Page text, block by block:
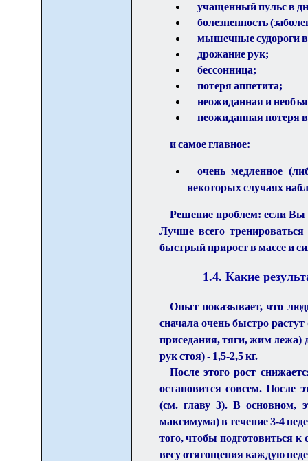
учащенный пульс в
болезненность
мышечные судороги
дрожание рук;
бессонница;
потеря аппетита;
неожиданная и
неожиданная потеря
и самое главное:
очень медленное
некоторых случаях
Решение проблем: если Вы
Лучше всего
быстрый прирост в массе и
1.4. Какие
Опыт показывает, что
сначала очень быстро
приседания, тяги, жим лежа)
рук стоя) - 1,5-2,5 кг.
После этого рост
остановится совсем. После
(см. главу 3). В основном,
максимума) в течение 3-4
того, чтобы подготовиться к
весу отягощения каждую